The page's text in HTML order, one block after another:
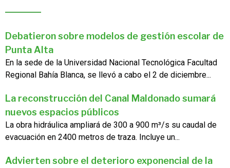
Debatieron sobre modelos de gestión escolar de
Punta Alta
En la sede de la Universidad Nacional Tecnológica Facultad
Regional Bahía Blanca, se llevó a cabo el 2 de diciembre...
La reconstrucción del Canal Maldonado sumará
nuevos espacios públicos
La obra hidráulica ampliará de 300 a 900 m³/s su caudal de
evacuación en 2400 metros de traza. Incluye un...
Advierten sobre el deterioro exponencial de la